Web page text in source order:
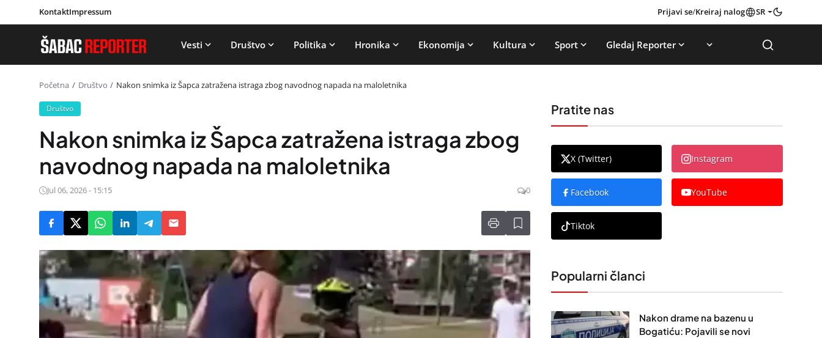
KontaktImpressum Prijavi se/Kreiraj nalog SR
Vesti Društvo Politika Hronika Ekonomija Kultura Sport Gledaj Reporter
Početna Društvo Nakon snimka iz Šapca zatražena istraga zbog navodnog napada na maloletnika
Društvo
Nakon snimka iz Šapca zatražena istraga zbog
navodnog napada na maloletnika
Jul 06, 2026 - 15:15 0
Pratite nas
X (Twitter) Instagram
Facebook YouTube
Tiktok
Popularni članci
Nakon drame na bazenu u
Bogatiću: Pojavili se novi